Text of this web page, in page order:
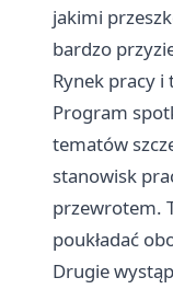
jakimi
bardzo
Rynek pracy i
Program
tematów
stanowisk
przewrotem.
poukładać
Drugie